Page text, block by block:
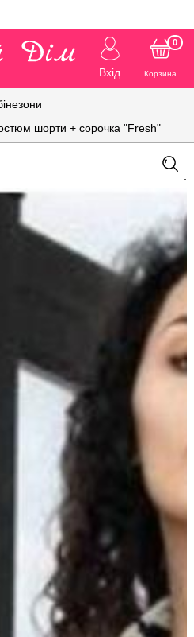
Вхід Корзина
0
шорти + сорочка "Fresh"